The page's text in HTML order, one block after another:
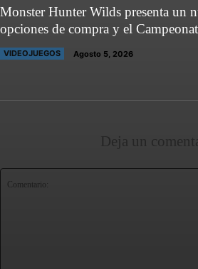
Monster Hunter Wilds presenta un
opciones de compra y el
VIDEOJUEGOS Agosto 5, 2026
Deja un